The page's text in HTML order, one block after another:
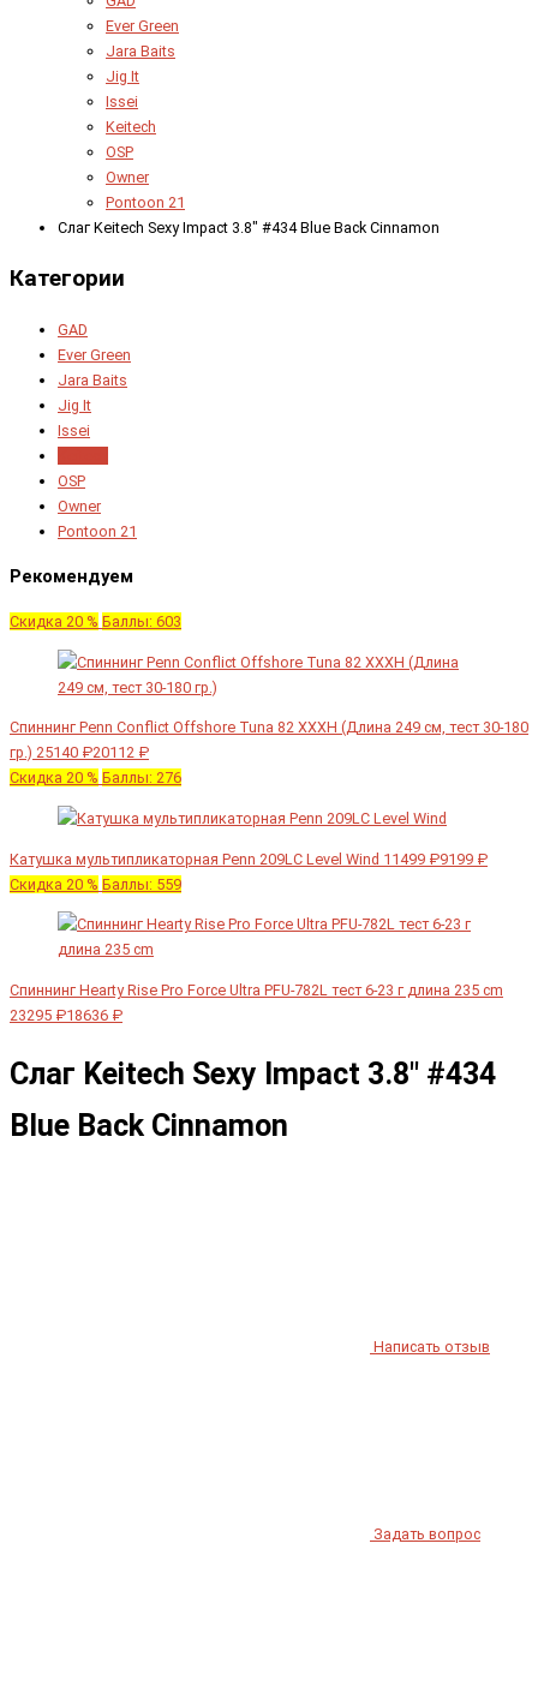
Ever Green
Jara Baits
Jig It
Issei
Keitech
OSP
Owner
Pontoon 21
Слаг Keitech Sexy Impact 3.8" #434 Blue Back Cinnamon
Категории
GAD
Ever Green
Jara Baits
Jig It
Issei
OSP
Owner
Pontoon 21
Рекомендуем
Скидка 20 % Баллы: 603
Спиннинг Penn Conflict Offshore Tuna 82 XXXH (Длина 249 см, тест 30-180
гр.) 25140 ₽20112 ₽
Скидка 20 % Баллы: 276
Катушка мультипликаторная Penn 209LC Level Wind 11499 ₽9199 ₽
Скидка 20 % Баллы: 559
Спиннинг Hearty Rise Pro Force Ultra PFU-782L тест 6-23 г длина 235 cm
23295 ₽18636 ₽
Слаг Keitech Sexy Impact 3.8" #434
Blue Back Cinnamon
Написать отзыв
Задать вопрос